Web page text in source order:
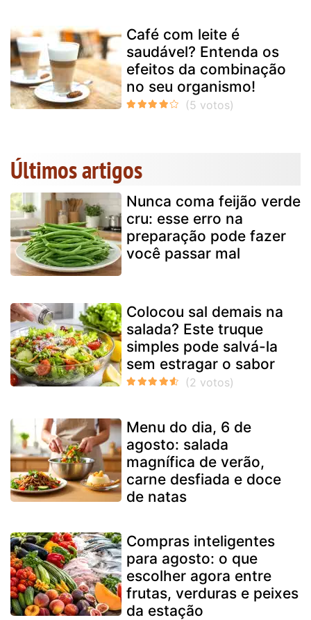
Café com leite é
saudável? Entenda os
efeitos da combinação
no seu organismo!
Últimos artigos
Nunca coma feijão verde
cru: esse erro na
preparação pode fazer
você passar mal
Colocou sal demais na
salada? Este truque
simples pode salvá-la
sem estragar o sabor
Menu do dia, 6 de
agosto: salada
magnífica de verão,
carne desfiada e doce
de natas
Compras inteligentes
para agosto: o que
escolher agora entre
frutas, verduras e peixes
da estação